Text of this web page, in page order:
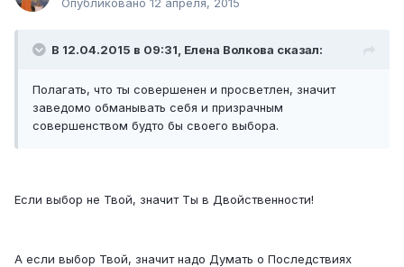
В 12.04.2015 в 09:31, Елена Волкова сказал:
Полагать, что ты совершенен и просветлен, значит
заведомо обманывать себя и призрачным
совершенством будто бы своего выбора.
Если выбор не Твой, значит Ты в Двойственности!
А если выбор Твой, значит надо Думать о Последствиях